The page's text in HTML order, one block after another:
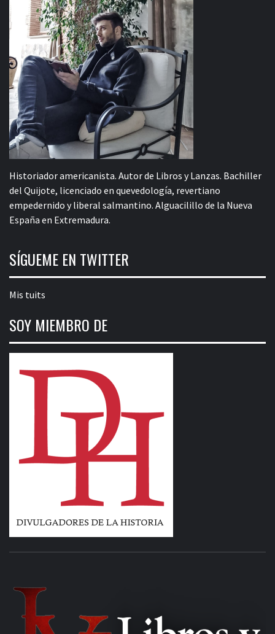
Historiador americanista. Autor de Libros y Lanzas. Bachiller
del Quijote, licenciado en quevedología, revertiano
empedernido y liberal salmantino. Alguacilillo de la Nueva
España en Extremadura.
SÍGUEME EN TWITTER
Mis tuits
SOY MIEMBRO DE